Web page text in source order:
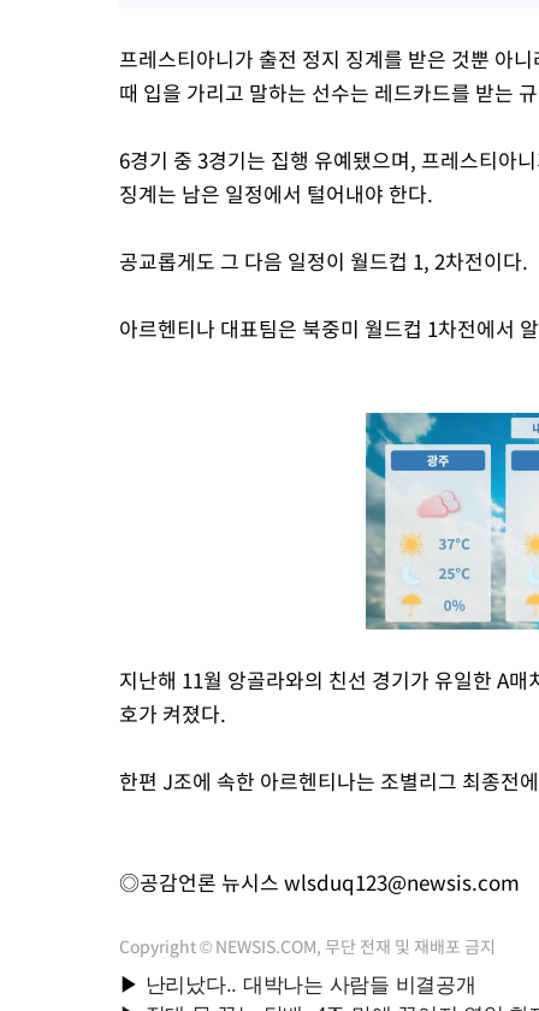
프레스티아니가 출전 정지 징계를 받은 것뿐 아
때 입을 가리고 말하는 선수는 레드카드를 받는
6경기 중 3경기는 집행 유예됐으며, 프레스티아
징계는 남은 일정에서 털어내야 한다.
공교롭게도 그 다음 일정이 월드컵 1, 2차전이다.
아르헨티나 대표팀은 북중미 월드컵 1차전에서
지난해 11월 앙골라와의 친선 경기가 유일한 A
호가 켜졌다.
한편 J조에 속한 아르헨티나는 조별리그 최종전
◎공감언론 뉴시스 wlsduq123@newsis.com
Copyright © NEWSIS.COM, 무단 전재 및 재배포 금지